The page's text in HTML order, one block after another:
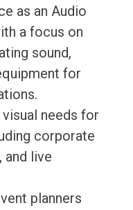
as an Audio
a focus on
sound,
for
needs for
corporate
and live
planners